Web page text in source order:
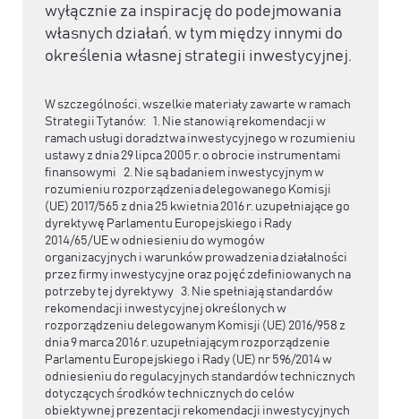
wyłącznie za inspirację do podejmowania
własnych działań, w tym między innymi do
określenia własnej strategii inwestycyjnej.
W szczególności, wszelkie materiały zawarte w ramach
Strategii Tytanów: 1. Nie stanowią rekomendacji w
ramach usługi doradztwa inwestycyjnego w rozumieniu
ustawy z dnia 29 lipca 2005 r. o obrocie instrumentami
finansowymi 2. Nie są badaniem inwestycyjnym w
rozumieniu rozporządzenia delegowanego Komisji
(UE) 2017/565 z dnia 25 kwietnia 2016 r. uzupełniające go
dyrektywę Parlamentu Europejskiego i Rady
2014/65/UE w odniesieniu do wymogów
organizacyjnych i warunków prowadzenia działalności
przez firmy inwestycyjne oraz pojęć zdefiniowanych na
potrzeby tej dyrektywy 3. Nie spełniają standardów
rekomendacji inwestycyjnej określonych w
rozporządzeniu delegowanym Komisji (UE) 2016/958 z
dnia 9 marca 2016 r. uzupełniającym rozporządzenie
Parlamentu Europejskiego i Rady (UE) nr 596/2014 w
odniesieniu do regulacyjnych standardów technicznych
dotyczących środków technicznych do celów
obiektywnej prezentacji rekomendacji inwestycyjnych